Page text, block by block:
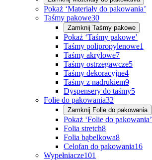
Pokaż ‘Materiały do pakowania’
Taśmy pakowe30
Zamknij Taśmy pakowe
Pokaż ‘Taśmy pakowe’
Taśmy polipropylenowe1
Taśmy akrylowe7
Taśmy ostrzegawcze5
Taśmy dekoracyjne4
Taśmy z nadrukiem9
Dyspensery do taśmy5
Folie do pakowania32
Zamknij Folie do pakowania
Pokaż ‘Folie do pakowania’
Folia stretch8
Folia bąbelkowa8
Celofan do pakowania16
Wypełniacze101